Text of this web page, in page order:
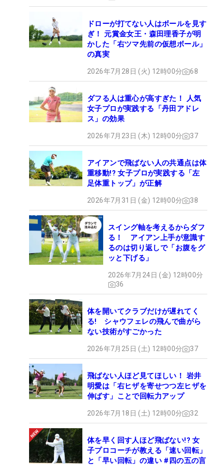
ドローが打てない人はボールを見す
ぎ！ 元賞金女王・森田理香子が明
かした「右ツマ先前の仮想ボール」
の真実
2026年7月28日 (火) 12時00分 68
ダフる人は重心が高すぎた！ 人気
女子プロが実践する「丹田アドレ
ス」の効果
2026年7月23日 (木) 12時00分 37
アイアンで飛ばない人の共通点は体
重移動!? 女子プロが実践する「左
足体重トップ」が正解
2026年7月31日 (金) 12時00分 38
スイング軸を考えるからダフ
る！ アイアン上手が意識す
るのは切り返しで「お腹をグ
ッと下げる」
2026年7月24日 (金) 12時00分
36
体を開いてクラブだけが遅れてく
る! シャウフェレの飛んで曲がら
ない技術がすごかった
2026年7月25日 (土) 12時00分 37
飛ばない人ほど見てほしい！ 岩井
明愛は「右ヒザを寄せつつ左ヒザを
伸ばす」ことで回転力アップ
2026年7月18日 (土) 12時00分 32
体を早く回す人ほど飛ばない!? 女
子プロコーチが教える「速い回転」
と「早い回転」の違い #四の五の言